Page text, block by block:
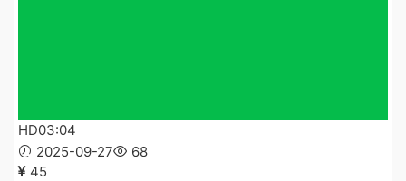
HD03:04
2025-09-27
68
45